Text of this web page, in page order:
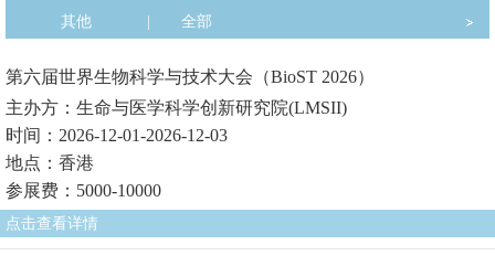
其他
全部
第六届世界生物科学与技术大会（BioST 2026）
主办方：生命与医学科学创新研究院(LMSII)
时间：2026-12-01-2026-12-03
地点：香港
参展费：5000-10000
点击查看详情